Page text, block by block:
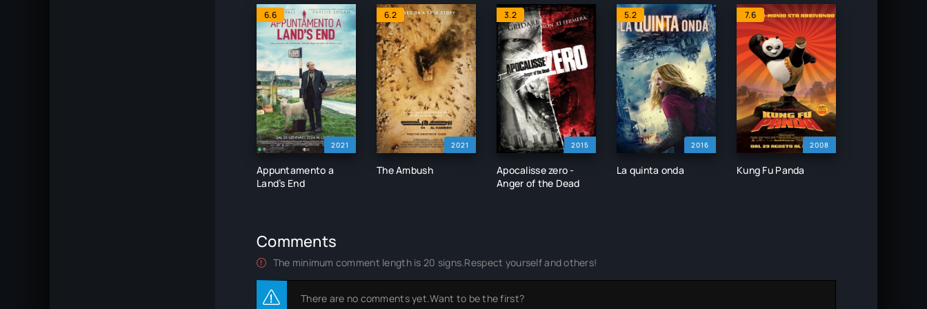
2021
6.6
Appuntamento a
Land’s End
2021
6.2
The Ambush
2015
3.2
Apocalisse zero -
Anger of the Dead
2016
5.2
La quinta onda
2008
7.6
Kung Fu Panda
Comments
The minimum comment length is 20 signs.Respect yourself and others!
There are no comments yet.Want to be the first?